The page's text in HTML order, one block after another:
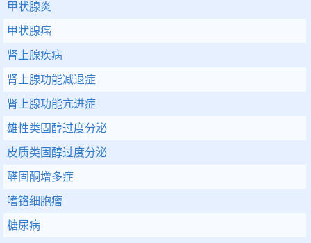
甲状腺炎
甲状腺癌
肾上腺疾病
肾上腺功能减退症
肾上腺功能亢进症
雄性类固醇过度分泌
皮质类固醇过度分泌
醛固酮增多症
嗜铬细胞瘤
糖尿病